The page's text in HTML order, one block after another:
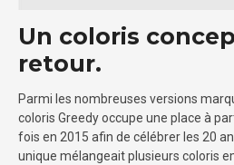
Un coloris
retour.
Parmi les nombreuses versions
coloris Greedy occupe une place à
fois en 2015 afin de célébrer les 20
unique mélangeait plusieurs coloris